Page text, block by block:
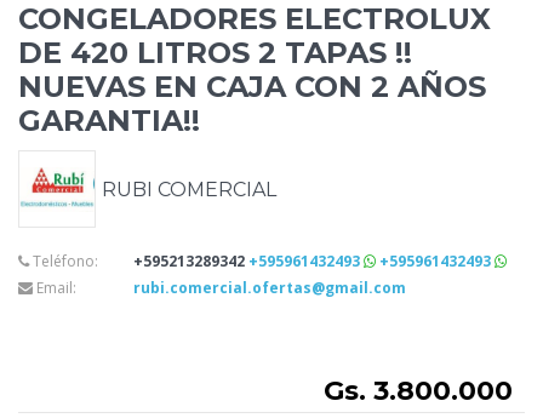
CONGELADORES ELECTROLUX
DE 420 LITROS 2 TAPAS !!
NUEVAS EN CAJA CON 2 AÑOS
GARANTIA!!
RUBI COMERCIAL
Teléfono: +595213289342 +595961432493
+595961432493
Email:
rubi.comercial.ofertas@gmail.com
Gs. 3.800.000